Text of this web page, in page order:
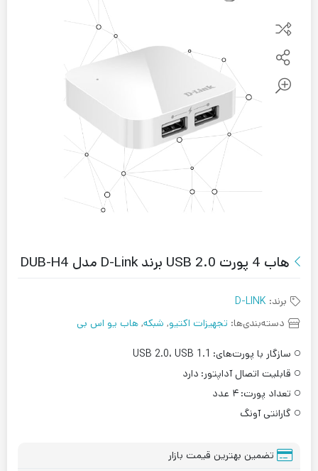
هاب 4 پورت USB 2.0 برند D-Link مدل DUB-H4
برند: D-LINK
دسته‌بندی‌ها: تجهیزات اکتیو, شبکه, هاب یو اس بی
سازگار با پورت‌های: USB 2.0، USB 1.1
قابلیت اتصال آداپتور: دارد
تعداد پورت: ۴ عدد
گارانتی آونگ
تضمین بهترین قیمت بازار